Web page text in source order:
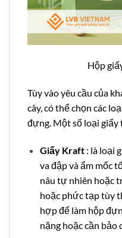
Hộp
Tùy vào yêu cầu của
cây, có thể chọn các
đựng. Một số loại
Giấy Kraft : là loại
va đập và ẩm mốc
nâu tự nhiên hoặc
hoặc phức tạp tùy
hợp để làm hộp
nặng hoặc cần bảo